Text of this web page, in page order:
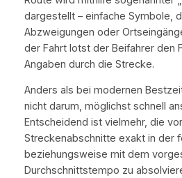
dargestellt – einfache Symbole,
Abzweigungen oder
der Fahrt lotst der Beifahrer den
Angaben durch die Strecke.
Anders als bei modernen
nicht darum, möglichst schnell
Entscheidend ist vielmehr, die
Streckenabschnitte exakt in der
beziehungsweise mit dem
Durchschnittstempo zu